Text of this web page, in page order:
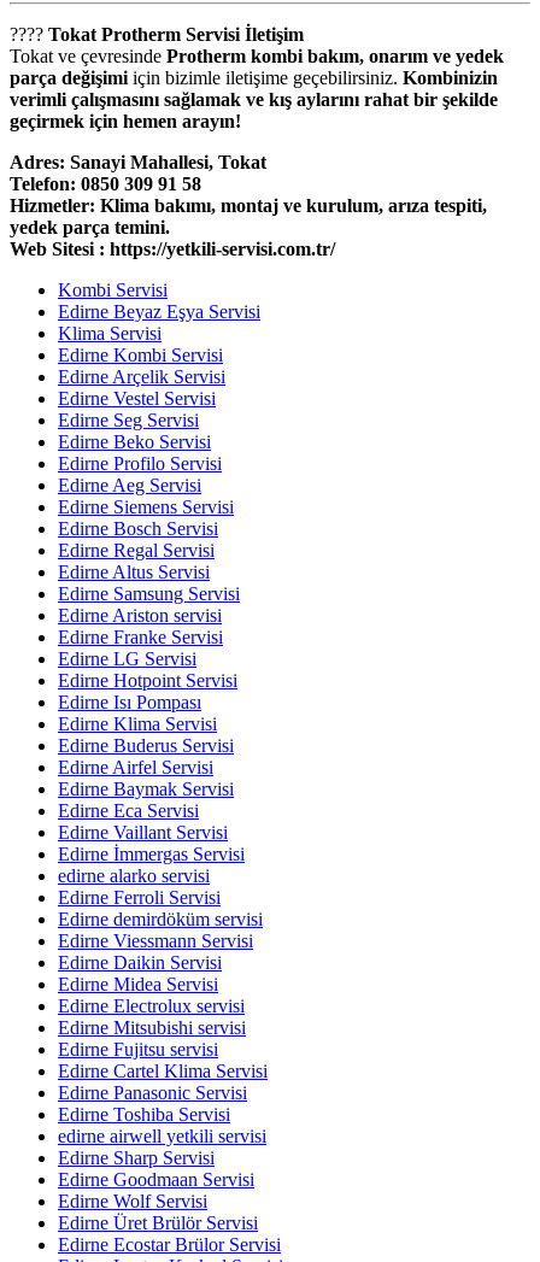
???? Tokat Protherm Servisi İletişim
Tokat ve çevresinde Protherm kombi bakım, onarım ve yedek
parça değişimi için bizimle iletişime geçebilirsiniz. Kombinizin
verimli çalışmasını sağlamak ve kış aylarını rahat bir şekilde
geçirmek için hemen arayın!
Adres: Sanayi Mahallesi, Tokat
Telefon: 0850 309 91 58
Hizmetler: Klima bakımı, montaj ve kurulum, arıza tespiti,
yedek parça temini.
Web Sitesi : https://yetkili-servisi.com.tr/
Kombi Servisi
Edirne Beyaz Eşya Servisi
Klima Servisi
Edirne Kombi Servisi
Edirne Arçelik Servisi
Edirne Vestel Servisi
Edirne Seg Servisi
Edirne Beko Servisi
Edirne Profilo Servisi
Edirne Aeg Servisi
Edirne Siemens Servisi
Edirne Bosch Servisi
Edirne Regal Servisi
Edirne Altus Servisi
Edirne Samsung Servisi
Edirne Ariston servisi
Edirne Franke Servisi
Edirne LG Servisi
Edirne Hotpoint Servisi
Edirne Isı Pompası
Edirne Klima Servisi
Edirne Buderus Servisi
Edirne Airfel Servisi
Edirne Baymak Servisi
Edirne Eca Servisi
Edirne Vaillant Servisi
Edirne İmmergas Servisi
edirne alarko servisi
Edirne Ferroli Servisi
Edirne demirdöküm servisi
Edirne Viessmann Servisi
Edirne Daikin Servisi
Edirne Midea Servisi
Edirne Electrolux servisi
Edirne Mitsubishi servisi
Edirne Fujitsu servisi
Edirne Cartel Klima Servisi
Edirne Panasonic Servisi
Edirne Toshiba Servisi
edirne airwell yetkili servisi
Edirne Sharp Servisi
Edirne Goodmaan Servisi
Edirne Wolf Servisi
Edirne Üret Brülör Servisi
Edirne Ecostar Brülor Servisi